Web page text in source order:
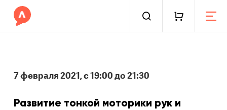
7 февраля 2021, с 19:00 до 21:30
Развитие тонкой моторики рук и